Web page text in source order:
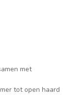
met
tot open haard